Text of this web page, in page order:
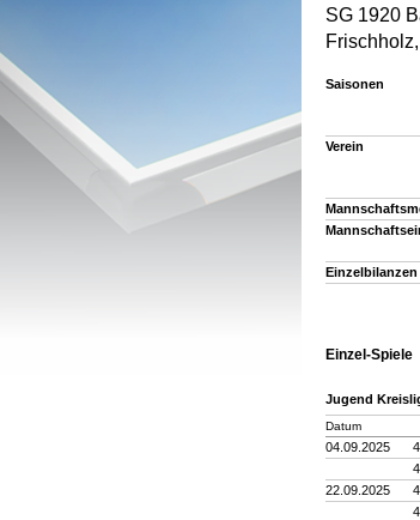
SG 1920
Saisonen
Verein
Einzelbilanzen
Einzel-Spiele
Jugend
Datum
04.09.2025
22.09.2025